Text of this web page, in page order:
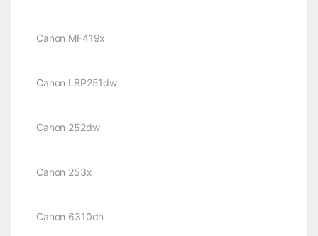
Canon MF419x
Canon LBP251dw
Canon 252dw
Canon 253x
Canon 6310dn